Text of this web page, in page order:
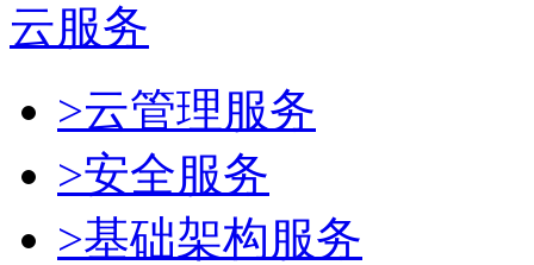
云服务
>云管理服务
>安全服务
>基础架构服务